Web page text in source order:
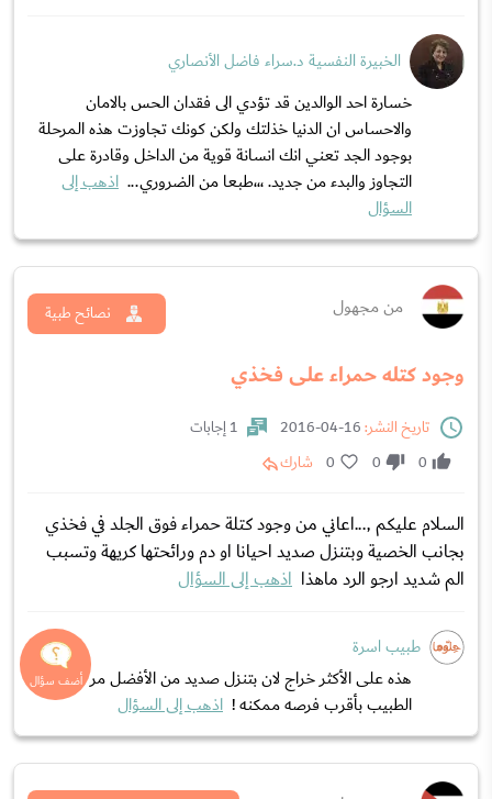
الخبيرة النفسية د.سراء فاضل الأنصاري
خسارة احد الوالدين قد تؤدي الى فقدان الحس بالامان
والاحساس ان الدنيا خذلتك ولكن كونك تجاوزت هذه المرحلة
بوجود الجد تعني انك انسانة قوية من الداخل وقادرة على
التجاوز والبدء من جديد. ،،،طبعا من الضروري... اذهب إلى
السؤال
من مجهول
وجود كتله حمراء على فخذي
نصائح طبية
تاريخ النشر:
1 إجابات
0
0
0 شارك
السلام عليكم ,...اعاني من وجود كتلة حمراء فوق الجلد في فخذي
بجانب الخصية وبتنزل صديد احيانا او دم ورائحتها كريهة وتسبب
الم شديد ارجو الرد ماهذا اذهب إلى السؤال
طبيب اسرة
هذه على الأكثر خراج لان بتنزل صديد من الأفضل مراجعه
الطبيب بأقرب فرصه ممكنه ! اذهب إلى السؤال